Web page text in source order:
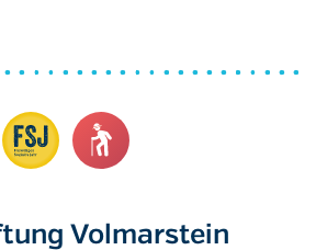
Volmarstein